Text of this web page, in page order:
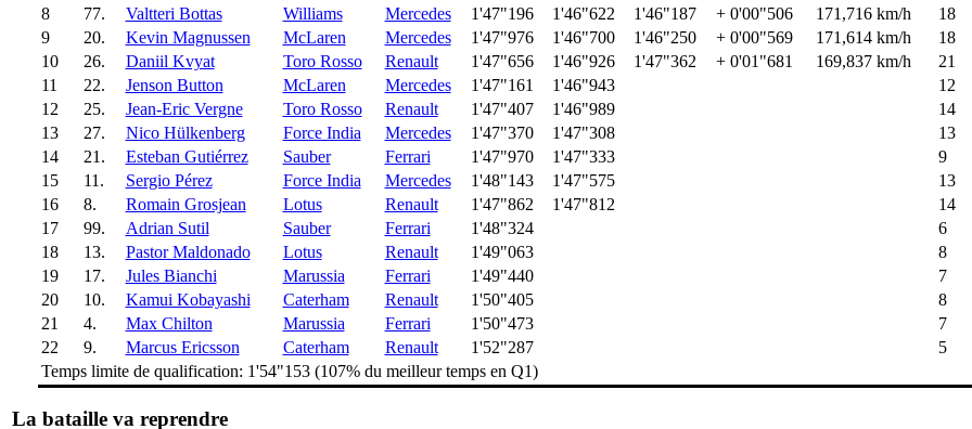
8
77. Valtteri Bottas Williams Mercedes 1'47"196 1'46"622 1'46"187 + 0'00"506 171,716 km/h
18
9
20. Kevin Magnussen McLaren Mercedes 1'47"976 1'46"700 1'46"250 + 0'00"569 171,614 km/h
18
10
26. Daniil Kvyat Toro Rosso Renault 1'47"656 1'46"926 1'47"362 + 0'01"681 169,837 km/h
21
11
22. Jenson Button McLaren Mercedes 1'47"161 1'46"943
12
12
25. Jean-Eric Vergne Toro Rosso Renault 1'47"407 1'46"989
14
13
27. Nico Hülkenberg Force India Mercedes 1'47"370 1'47"308
13
14
21. Esteban Gutiérrez Sauber Ferrari 1'47"970 1'47"333
9
15
11. Sergio Pérez Force India Mercedes 1'48"143 1'47"575
13
16
8. Romain Grosjean Lotus Renault 1'47"862 1'47"812
14
17
99. Adrian Sutil Sauber Ferrari 1'48"324
6
18
13. Pastor Maldonado Lotus Renault 1'49"063
8
19
17. Jules Bianchi Marussia Ferrari 1'49"440
7
20
10. Kamui Kobayashi Caterham Renault 1'50"405
8
21
4. Max Chilton Marussia Ferrari 1'50"473
7
22
9. Marcus Ericsson Caterham Renault 1'52"287
5
Temps limite de qualification: 1'54"153 (107% du meilleur temps en Q1)
La bataille va reprendre